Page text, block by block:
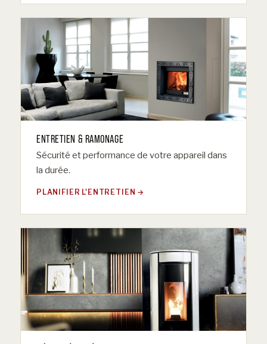
ENTRETIEN & RAMONAGE
Sécurité et performance de votre appareil dans
la durée.
PLANIFIER L'ENTRETIEN